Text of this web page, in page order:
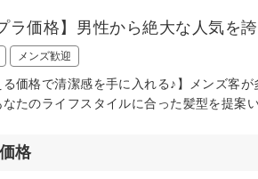
ラ価格】男性から絶大な人気を
メンズ歓迎
る価格で清潔感を手に入れる♪】メンズ客
たのライフスタイルに合った髪型を提案い
格